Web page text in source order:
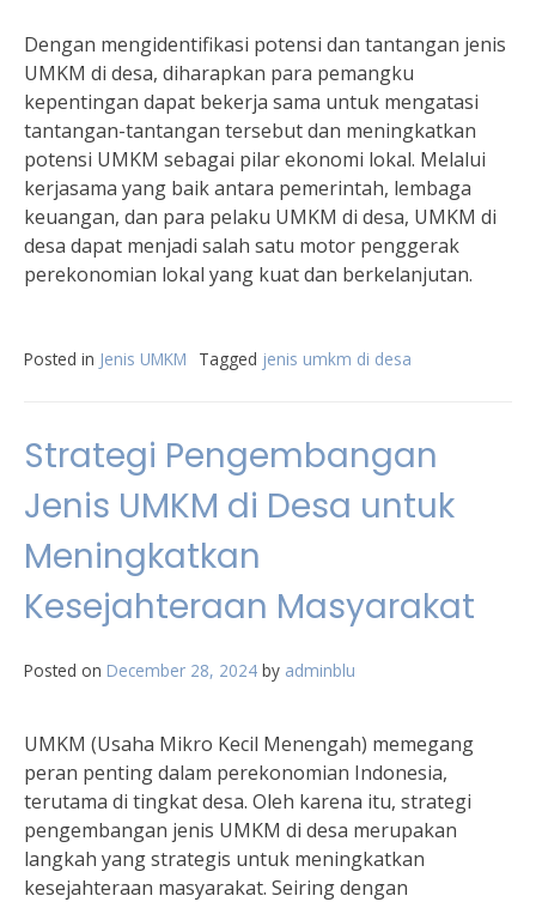
Dengan mengidentifikasi potensi dan tantangan jenis
UMKM di desa, diharapkan para pemangku
kepentingan dapat bekerja sama untuk mengatasi
tantangan-tantangan tersebut dan meningkatkan
potensi UMKM sebagai pilar ekonomi lokal. Melalui
kerjasama yang baik antara pemerintah, lembaga
keuangan, dan para pelaku UMKM di desa, UMKM di
desa dapat menjadi salah satu motor penggerak
perekonomian lokal yang kuat dan berkelanjutan.
Posted in Jenis UMKM Tagged jenis umkm di desa
Strategi Pengembangan
Jenis UMKM di Desa untuk
Meningkatkan
Kesejahteraan Masyarakat
Posted on December 28, 2024 by adminblu
UMKM (Usaha Mikro Kecil Menengah) memegang
peran penting dalam perekonomian Indonesia,
terutama di tingkat desa. Oleh karena itu, strategi
pengembangan jenis UMKM di desa merupakan
langkah yang strategis untuk meningkatkan
kesejahteraan masyarakat. Seiring dengan